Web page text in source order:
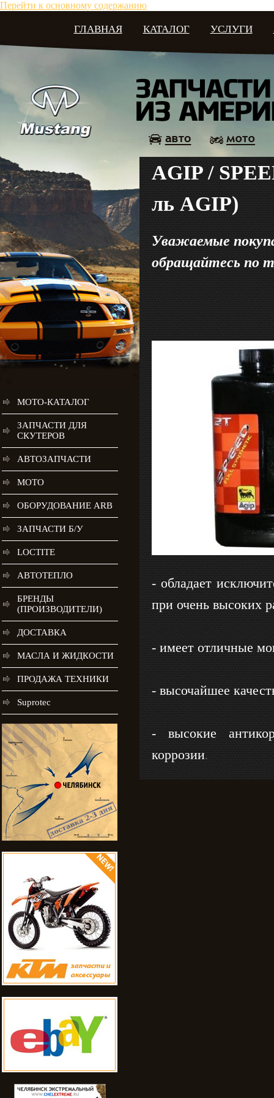
Перейти к основному содержанию
ГЛАВНАЯ КАТАЛОГ УСЛУГИ
МОТО-КАТАЛОГ
ЗАПЧАСТИ ДЛЯ
СКУТЕРОВ
АВТОЗАПЧАСТИ
МОТО
ОБОРУДОВАНИЕ ARB
ЗАПЧАСТИ Б/У
LOCTITE
АВТОТЕПЛО
БРЕНДЫ
(ПРОИЗВОДИТЕЛИ)
ДОСТАВКА
МАСЛА И ЖИДКОСТИ
ПРОДАЖА ТЕХНИКИ
Suprotec
AGIP /
ль AGIP)
Уважаемые
обращайтесь по
- обладает
при очень высоких
- имеет отличные
- высочайшее
- высокие
коррозии.